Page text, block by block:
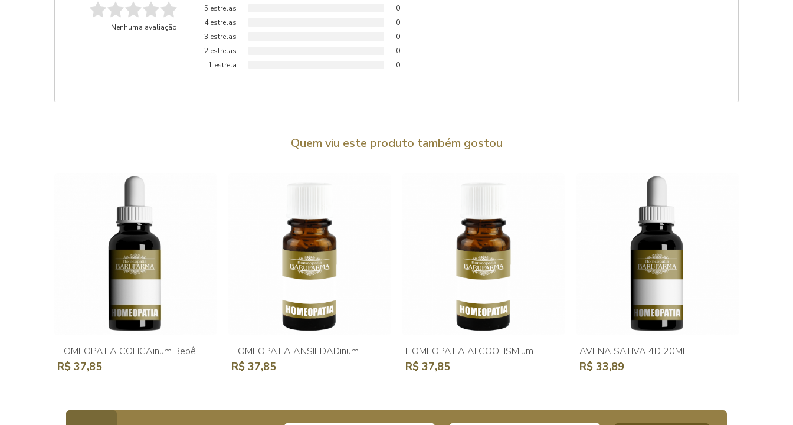
Nenhuma avaliação
5 estrelas
0
4 estrelas
0
3 estrelas
0
2 estrelas
0
1 estrela
0
Quem viu este produto também gostou
HOMEOPATIA COLICAinum Bebê
R$ 37,85
HOMEOPATIA ANSIEDADinum
R$ 37,85
HOMEOPATIA ALCOOLISMium
R$ 37,85
AVENA SATIVA 4D 20ML
R$ 33,89